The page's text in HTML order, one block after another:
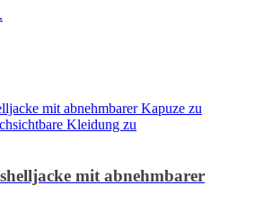
mit abnehmbarer